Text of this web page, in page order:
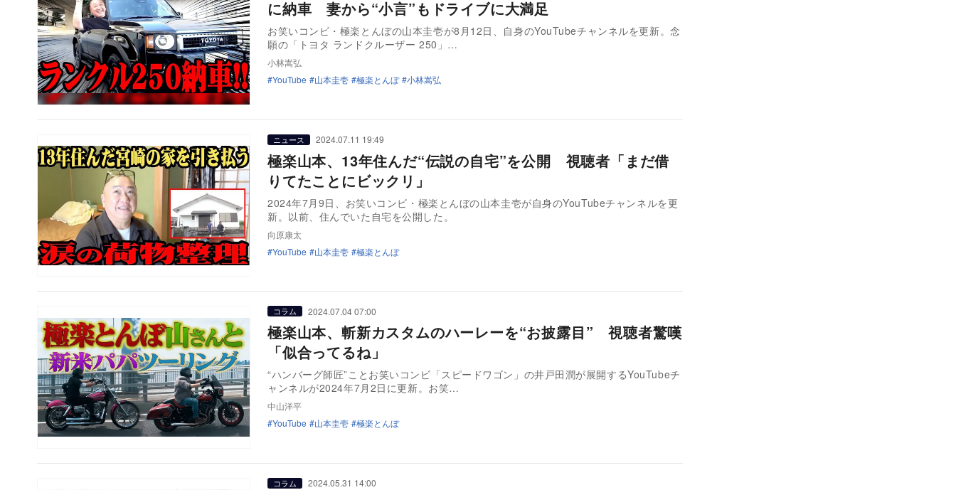
に納車 妻から“小言”もドライブに大満足
お笑いコンビ・極楽とんぼの山本圭壱が8月12日、自身のYouTubeチャンネルを更新。念
願の「トヨタ ランドクルーザー 250」…
小林嵩弘
YouTube
山本圭壱 極楽とんぼ 小林嵩弘
ニュース 2024.07.11 19:49
極楽山本、13年住んだ“伝説の自宅”を公開 視聴者「まだ借
りてたことにビックリ」
2024年7月9日、お笑いコンビ・極楽とんぼの山本圭壱が自身のYouTubeチャンネルを更
新。以前、住んでいた自宅を公開した。
向原康太
YouTube
山本圭壱 極楽とんぼ
コラム 2024.07.04 07:00
極楽山本、斬新カスタムのハーレーを“お披露目” 視聴者驚嘆
「似合ってるね」
“ハンバーグ師匠”ことお笑いコンビ「スピードワゴン」の井戸田潤が展開するYouTubeチ
ャンネルが2024年7月2日に更新。お笑…
中山洋平
YouTube
山本圭壱 極楽とんぼ
コラム 2024.05.31 14:00